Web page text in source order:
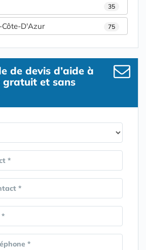
35
D'Azur 75
de devis d’aide à
gratuit et sans
*
*
*
*